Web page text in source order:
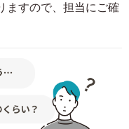
ますので、担当にご確